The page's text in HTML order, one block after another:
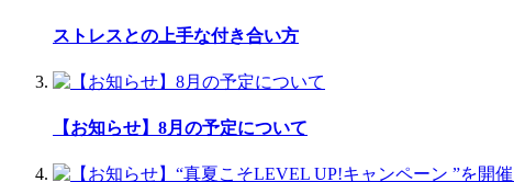
ストレスとの上手な付き合い方
【お知らせ】8月の予定について